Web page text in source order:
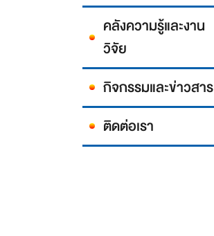
คลังความรู้และงาน
วิจัย
กิจกรรมและข่าวสาร
ติดต่อเรา